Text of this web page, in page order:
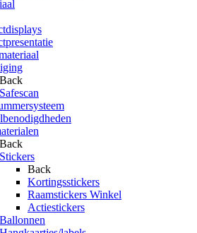
Back
Safescan
Back
Stickers
Back
Kortingsstickers
Raamstickers Winkel
Actiestickers
Ballonnen